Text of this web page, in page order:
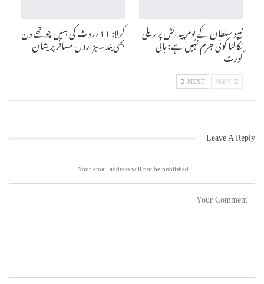
ٹیپو سلطان کے یوم پیدائش پر ریلی
نکالنا کوئی جرم نہیں ہے : ہائی
کورٹ
کرلا: ۱۱؍روٹ کی بسیں چوتھے دن
بھی بند ۔ہزاروں مسافر پریشان
NEXT
Leave A Reply
Your email address will not be published.